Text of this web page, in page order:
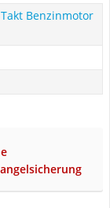
Benzinmotor